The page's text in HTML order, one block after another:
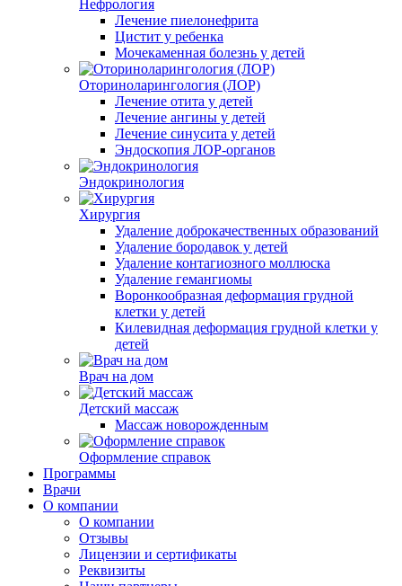
Нефрология
Лечение пиелонефрита
Цистит у ребенка
Мочекаменная болезнь у детей
Оториноларингология (ЛОР)
Лечение отита у детей
Лечение ангины у детей
Лечение синусита у детей
Эндоскопия ЛОР-органов
Эндокринология
Хирургия
Удаление доброкачественных образований
Удаление бородавок у детей
Удаление контагиозного моллюска
Удаление гемангиомы
Воронкообразная деформация грудной
клетки у детей
Килевидная деформация грудной клетки у
детей
Врач на дом
Детский массаж
Массаж новорожденным
Оформление справок
Программы
Врачи
О компании
О компании
Отзывы
Лицензии и сертификаты
Реквизиты